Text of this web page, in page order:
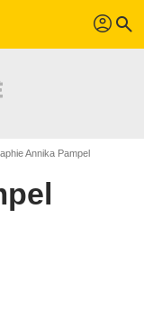
profil search
Annika Pampel